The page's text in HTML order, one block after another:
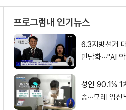
프로그램내 인기뉴스
6.3지방선거
민담화···"AI
성인 90.1% 1
종···모레 임신